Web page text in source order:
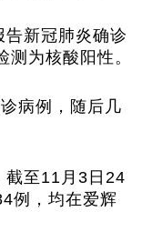
新冠肺炎确诊
为核酸阳性。
病例，随后几
截至11月3日24
例，均在爱辉